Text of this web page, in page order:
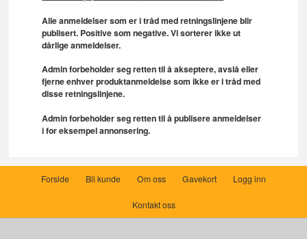
Alle anmeldelser som er i tråd med retningslinjene blir
publisert. Positive som negative. Vi sorterer ikke ut
dårlige anmeldelser.
Admin forbeholder seg retten til å akseptere, avslå eller
fjerne enhver produktanmeldelse som ikke er i tråd med
disse retningslinjene.
Admin forbeholder seg retten til å publisere anmeldelser
i for eksempel annonsering.
Forside Bli kunde Om oss Gavekort Logg inn
Kontakt oss